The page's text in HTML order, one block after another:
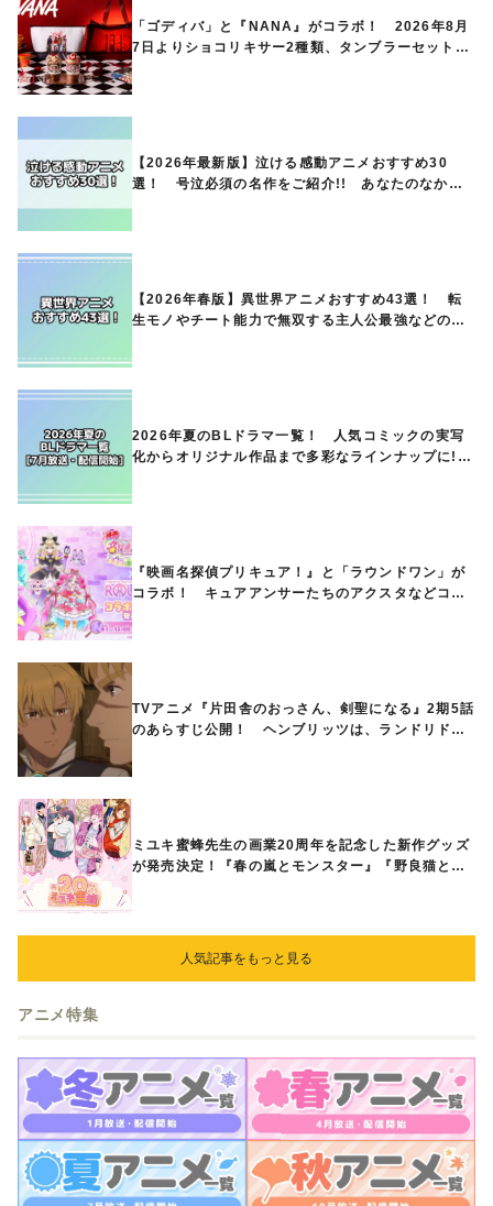
「ゴディバ」と『NANA』がコラボ！ 2026年8月
7日よりショコリキサー2種類、タンブラーセットな
【2026年最新版】泣ける感動アニメおすすめ30
選！ 号泣必須の名作をご紹介!! あなたのなかの
【2026年春版】異世界アニメおすすめ43選！ 転
生モノやチート能力で無双する主人公最強などの人
2026年夏のBLドラマ一覧！ 人気コミックの実写
化からオリジナル作品まで多彩なラインナップに!!
『映画名探偵プリキュア！』と「ラウンドワン」が
コラボ！ キュアアンサーたちのアクスタなどコラ
TVアニメ『片田舎のおっさん、剣聖になる』2期5話
のあらすじ公開！ ヘンブリッツは、ランドリドに
ミユキ蜜蜂先生の画業20周年を記念した新作グッズ
が発売決定！『春の嵐とモンスター』『野良猫と
人気記事をもっと見る
アニメ特集